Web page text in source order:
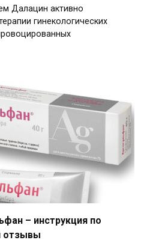
Далацин активно
гинекологических
– инструкция по
отзывы